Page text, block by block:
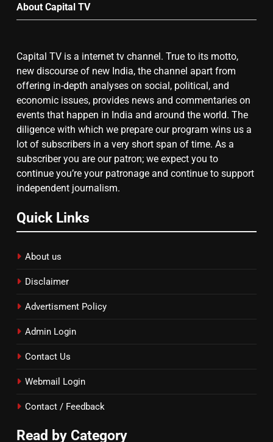
बढ़ा पंचायतों का बजट
7
गाजा युद्धविराम को लेकर बड़ी खबरें
8
चुनाव से पहले लालू परिवार पर बड़ा झटका,
दिल्ली कोर्ट ने IRCTC घोटाले में आरोप
तय किए
About Capital TV
Capital TV is a internet tv channel. True to its motto,
new discourse of new India, the channel apart from
offering in-depth analyses on social, political, and
economic issues, provides news and commentaries on
events that happen in India and around the world. The
diligence with which we prepare our program wins us a
lot of subscribers in a very short span of time. As a
subscriber you are our patron; we expect you to
continue you’re your patronage and continue to support
independent journalism.
Quick Links
About us
Disclaimer
Advertisment Policy
Admin Login
Contact Us
Webmail Login
Contact / Feedback
Read by Category